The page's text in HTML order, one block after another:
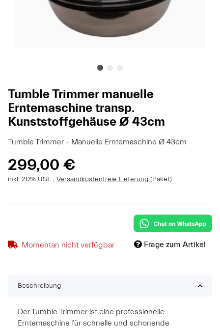
Tumble Trimmer manuelle
Erntemaschine transp.
Kunststoffgehäuse Ø 43cm
Tumble Trimmer - Manuelle Erntemaschine Ø 43cm
299,00 €
inkl. 20% USt. , Versandkostenfreie Lieferung (Paket)
Momentan nicht verfügbar Frage zum Artikel
Beschreibung
Der Tumble Trimmer ist eine professionelle
Erntemaschine für schnelle und schonende